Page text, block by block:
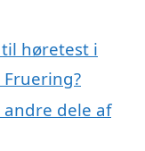
høretest i
dele af